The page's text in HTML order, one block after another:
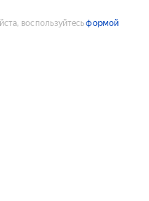
воспользуйтесьформой